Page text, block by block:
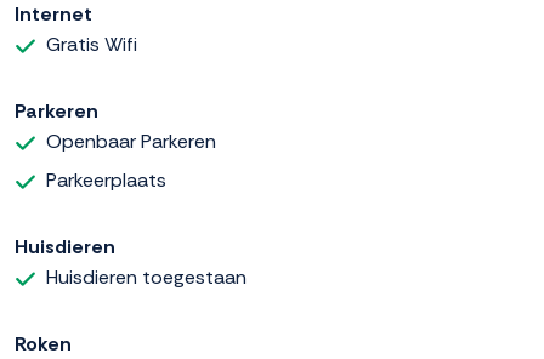
Internet
Gratis Wifi
Parkeren
Openbaar Parkeren
Parkeerplaats
Huisdieren
Huisdieren toegestaan
Roken